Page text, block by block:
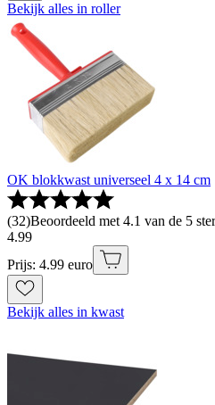
Bekijk alles in roller
OK blokkwast universeel 4 x 14 cm
(32)Beoordeeld met 4.1 van de 5
4.99
Prijs: 4.99 euro
Bekijk alles in kwast